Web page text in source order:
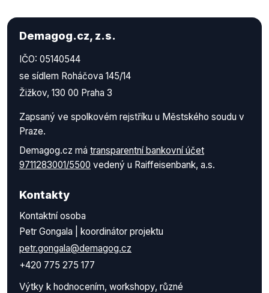
Demagog.cz, z.s.
IČO: 05140544
se sídlem Roháčova 145/14
Žižkov, 130 00 Praha 3
Zapsaný ve spolkovém rejstříku u Městského soudu v
Praze.
Demagog.cz má transparentní bankovní účet
9711283001/5500 vedený u Raiffeisenbank, a.s.
Kontakty
Kontaktní osoba
Petr Gongala | koordinátor projektu
petr.gongala@demagog.cz
+420 775 275 177
Výtky k hodnocením, workshopy, různé